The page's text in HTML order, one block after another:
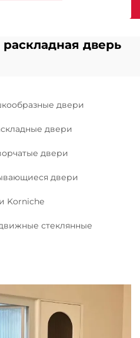
дверь
двери
двери
двери
двери
Korniche
стеклянные